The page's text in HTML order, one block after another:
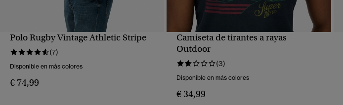
VISTA RÁPIDA
Polo Rugby Vintage Athletic Stripe
(7)
Disponible en más colores
€ 74,99
Camiseta de tirantes a rayas
Outdoor
(3)
Disponible en más colores
€ 34,99